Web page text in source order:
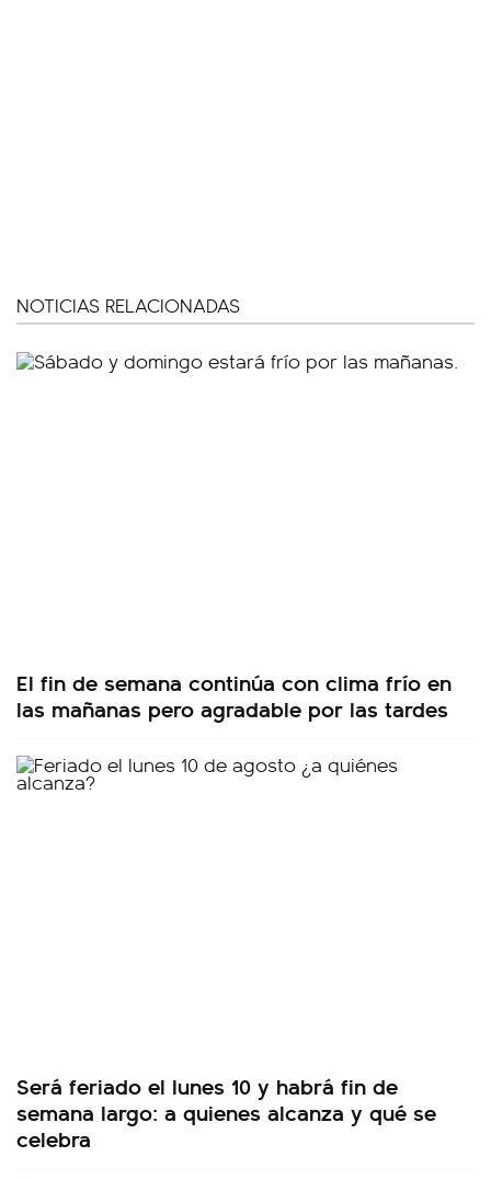
NOTICIAS RELACIONADAS
El fin de semana continúa con clima frío en
las mañanas pero agradable por las tardes
Será feriado el lunes 10 y habrá fin de
semana largo: a quienes alcanza y qué se
celebra